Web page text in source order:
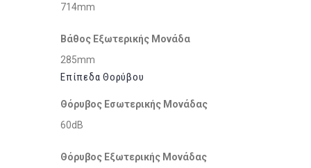
714mm
Βάθος Εξωτερικής Μονάδα
285mm
Επίπεδα Θορύβου
Θόρυβος Εσωτερικής Μονάδας
60dB
Θόρυβος Εξωτερικής Μονάδας